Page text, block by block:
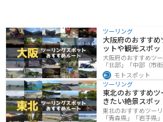
ツーリング
大阪府のおすす
ットや観光スポ
大阪府のおすすめツ
「北部」「中部（市
介します。歴史と近
な楽しみ方ができま
行く際は参考にしてく
モトスポット
ツーリング
東北のおすすめ
きたい絶景スポ
東北のおすすめツー
「青森県」「岩手県